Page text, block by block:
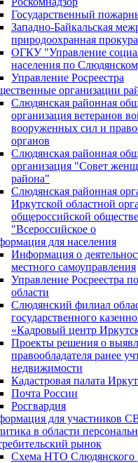
Государственный
Западно-Байкальская
природоохранная
ОГКУ "Управление
населения по
Управление Росреестра
организации
Слюдянская районная
организация ветеранов
вооруженных сил и
органов
Слюдянская районная
организация "Совет
района"
Слюдянская районная
Иркутской областной
общероссийской
"Всероссийское о
для населения
Информация о
местного самоуправления
Управление Росреестра
области
Слюдянский филиал
государственного
«Кадровый центр
Проекты решения о
правообладателя ранее
недвижимости
Кадастровая палата
Почта России
Росгвардия
для участников
в области
рынок
Схема НТО Слюдянского